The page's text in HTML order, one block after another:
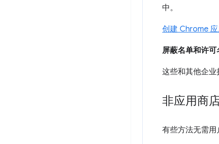
中。
创建 Chrome
屏蔽名单和许可
这些和其他企
非应用商
有些方法无需用